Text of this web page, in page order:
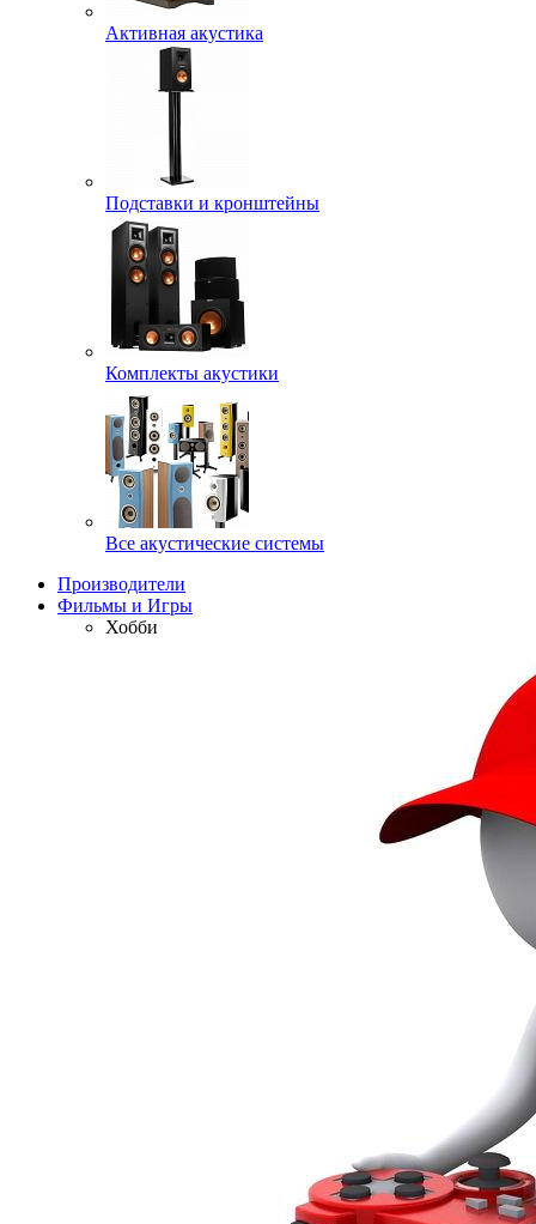
Активная акустика
Подставки и кронштейны
Комплекты акустики
Все акустические системы
Производители
Фильмы и Игры
Хобби